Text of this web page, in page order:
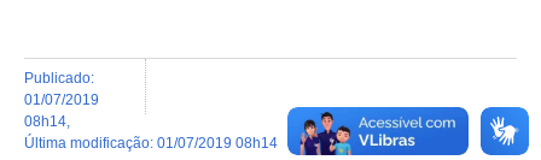
publicado:
01/07/2019
08h14
última modificação: 01/07/2019 08h14